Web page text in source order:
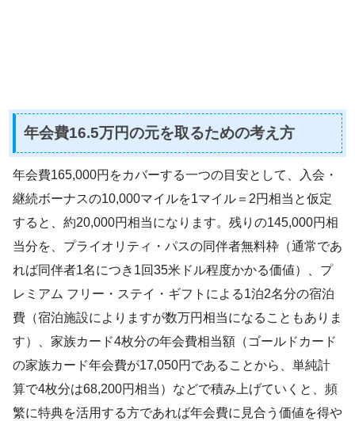
年会費16.5万円の元を取るための考え方
年会費165,000円をカバーする一つの目安として、入会・
継続ボーナスの10,000マイルを1マイル＝2円相当と仮定
すると、約20,000円相当になります。残りの145,000円相
当分を、プライオリティ・パスの同伴者無料枠（通常であ
れば同伴者1名につき1回35米ドル程度かかる価値）、プ
レミアム フリー・ステイ・ギフトによる1泊2名分の宿泊
費（宿泊施設によりますが数万円相当になることもありま
す）、家族カード4枚分の年会費相当額（ゴールドカード
の家族カード年会費が17,050円であることから、単純計
算で4枚分は68,200円相当）などで積み上げていくと、頻
繁に特典を活用する方であれば年会費に見合う価値を得や